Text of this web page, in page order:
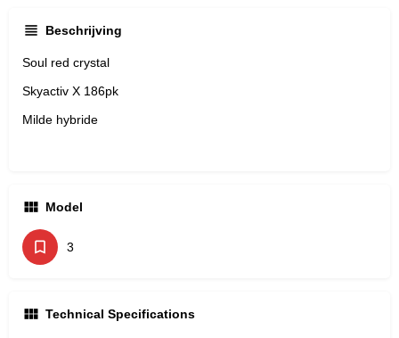
Beschrijving
Soul red crystal
Skyactiv X 186pk
Milde hybride
Model
3
Technical Specifications